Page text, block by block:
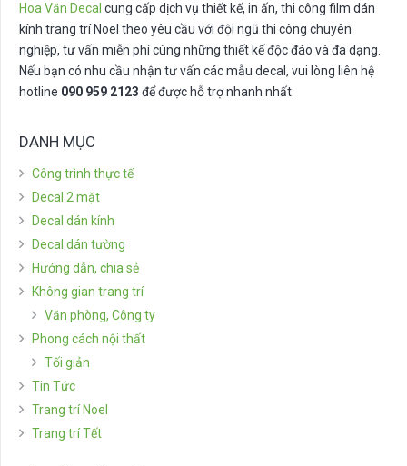
Hoa Văn Decal cung cấp dịch vụ thiết kế, in ấn, thi công film dán
kính trang trí Noel theo yêu cầu với đội ngũ thi công chuyên
nghiệp, tư vấn miễn phí cùng những thiết kế độc đáo và đa dạng.
Nếu bạn có nhu cầu nhận tư vấn các mẫu decal, vui lòng liên hệ
hotline 090 959 2123 để được hỗ trợ nhanh nhất.
DANH MỤC
Công trình thực tế
Decal 2 mặt
Decal dán kính
Decal dán tường
Hướng dẫn, chia sẻ
Không gian trang trí
Văn phòng, Công ty
Phong cách nội thất
Tối giản
Tin Tức
Trang trí Noel
Trang trí Tết